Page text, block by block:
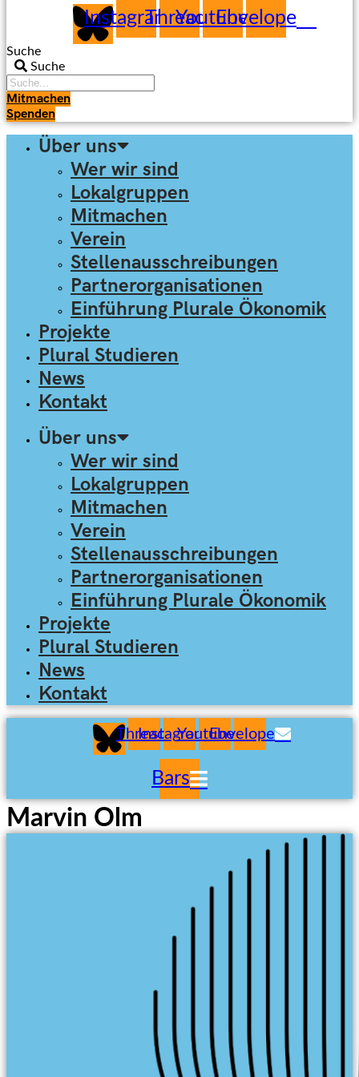
InstagramThreads
YoutubeEnvelope
Suche
Suche
Mitmachen
Spenden
Über uns
Wer wir sind
Lokalgruppen
Mitmachen
Verein
Stellen­ausschreibungen
Partner­organisationen
Einführung Plurale Ökonomik
Projekte
Plural Studieren
News
Kontakt
Über uns
Wer wir sind
Lokalgruppen
Mitmachen
Verein
Stellen­ausschreibungen
Partner­organisationen
Einführung Plurale Ökonomik
Projekte
Plural Studieren
News
Kontakt
Threads
InstagramYoutubeEnvelope
Bars
Marvin Olm